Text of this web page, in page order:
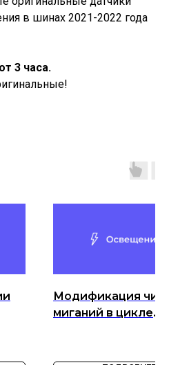
в шинах 2021-2022 года
3 часа.
Модификация
миганий в цикле